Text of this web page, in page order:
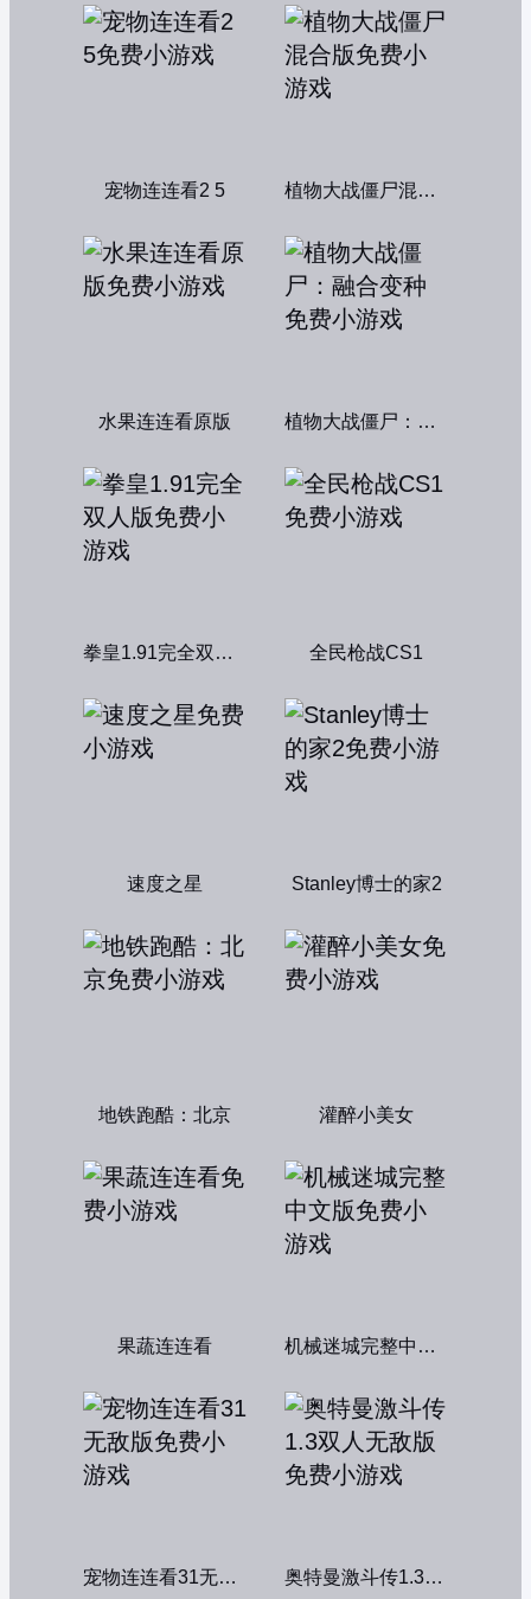
宠物连连看2 5 植物大战僵尸混合版
水果连连看原版 植物大战僵尸：融合变种
拳皇1.91完全双人版 全民枪战CS1
速度之星 Stanley博士的家2
地铁跑酷：北京 灌醉小美女
果蔬连连看 机械迷城完整中文版
宠物连连看31无敌版 奥特曼激斗传1.3双人无敌版